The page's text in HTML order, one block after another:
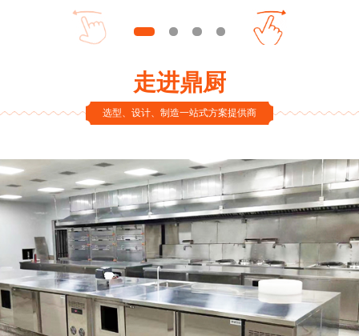
走进鼎厨
选型、设计、制造一站式方案提供商